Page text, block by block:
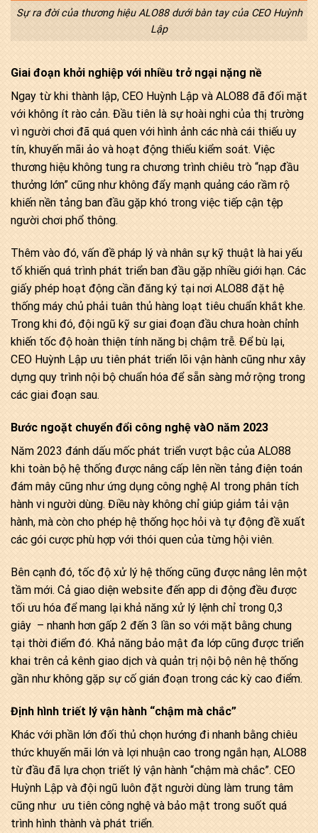
Sự ra đời của thương hiệu ALO88 dưới bàn tay của CEO Huỳnh
Lập
Giai đoạn khởi nghiệp với nhiều trở ngại nặng nề
Ngay từ khi thành lập, CEO Huỳnh Lập và ALO88 đã đối mặt
với không ít rào cản. Đầu tiên là sự hoài nghi của thị trường
vì người chơi đã quá quen với hình ảnh các nhà cái thiếu uy
tín, khuyến mãi ảo và hoạt động thiếu kiểm soát. Việc
thương hiệu không tung ra chương trình chiêu trò “nạp đầu
thưởng lớn” cũng như không đẩy mạnh quảng cáo rầm rộ
khiến nền tảng ban đầu gặp khó trong việc tiếp cận tệp
người chơi phổ thông.
Thêm vào đó, vấn đề pháp lý và nhân sự kỹ thuật là hai yếu
tố khiến quá trình phát triển ban đầu gặp nhiều giới hạn. Các
giấy phép hoạt động cần đăng ký tại nơi ALO88 đặt hệ
thống máy chủ phải tuân thủ hàng loạt tiêu chuẩn khắt khe.
Trong khi đó, đội ngũ kỹ sư giai đoạn đầu chưa hoàn chỉnh
khiến tốc độ hoàn thiện tính năng bị chậm trễ. Để bù lại,
CEO Huỳnh Lập ưu tiên phát triển lõi vận hành cũng như xây
dựng quy trình nội bộ chuẩn hóa để sẵn sàng mở rộng trong
các giai đoạn sau.
Bước ngoặt chuyển đổi công nghệ vàO năm 2023
Năm 2023 đánh dấu mốc phát triển vượt bậc của ALO88
khi toàn bộ hệ thống được nâng cấp lên nền tảng điện toán
đám mây cũng như ứng dụng công nghệ AI trong phân tích
hành vi người dùng. Điều này không chỉ giúp giảm tải vận
hành, mà còn cho phép hệ thống học hỏi và tự động đề xuất
các gói cược phù hợp với thói quen của từng hội viên.
Bên cạnh đó, tốc độ xử lý hệ thống cũng được nâng lên một
tầm mới. Cả giao diện website đến app di động đều được
tối ưu hóa để mang lại khả năng xử lý lệnh chỉ trong 0,3
giây – nhanh hơn gấp 2 đến 3 lần so với mặt bằng chung
tại thời điểm đó. Khả năng bảo mật đa lớp cũng được triển
khai trên cả kênh giao dịch và quản trị nội bộ nên hệ thống
gần như không gặp sự cố gián đoạn trong các kỳ cao điểm.
Định hình triết lý vận hành “chậm mà chắc”
Khác với phần lớn đối thủ chọn hướng đi nhanh bằng chiêu
thức khuyến mãi lớn và lợi nhuận cao trong ngắn hạn, ALO88
từ đầu đã lựa chọn triết lý vận hành “chậm mà chắc”. CEO
Huỳnh Lập và đội ngũ luôn đặt người dùng làm trung tâm
cũng như ưu tiên công nghệ và bảo mật trong suốt quá
trình hình thành và phát triển.